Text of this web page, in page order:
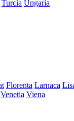
Turcia Ungaria
Florenta Larnaca
Venetia Viena